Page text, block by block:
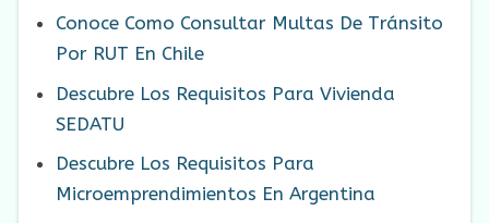
Conoce Como Consultar Multas De Tránsito
Por RUT En Chile
Descubre Los Requisitos Para Vivienda
SEDATU
Descubre Los Requisitos Para
Microemprendimientos En Argentina